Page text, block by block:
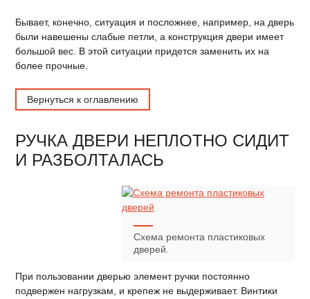
Бывает, конечно, ситуация и посложнее, например, на дверь
были навешены слабые петли, а конструкция двери имеет
большой вес. В этой ситуации придется заменить их на
более прочные.
Вернуться к оглавлению
РУЧКА ДВЕРИ НЕПЛОТНО СИДИТ
И РАЗБОЛТАЛАСЬ
Схема ремонта пластиковых
дверей.
При пользовании дверью элемент ручки постоянно
подвержен нагрузкам, и крепеж не выдерживает. Винтики